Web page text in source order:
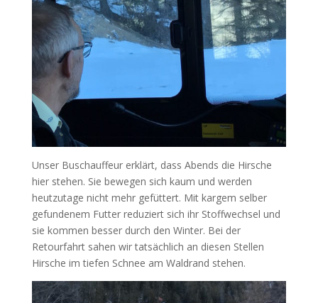
Unser Buschauffeur erklärt, dass Abends die Hirsche
hier stehen. Sie bewegen sich kaum und werden
heutzutage nicht mehr gefüttert. Mit kargem selber
gefundenem Futter reduziert sich ihr Stoffwechsel und
sie kommen besser durch den Winter. Bei der
Retourfahrt sahen wir tatsächlich an diesen Stellen
Hirsche im tiefen Schnee am Waldrand stehen.